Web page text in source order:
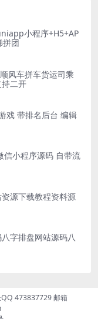
小程序+H5+AP
拼团
风车拼车货运司乘
二开
戏 带排名后台 编辑
信小程序源码 自带流
源下载教程资料源
字排盘网站源码八
473837729 邮箱